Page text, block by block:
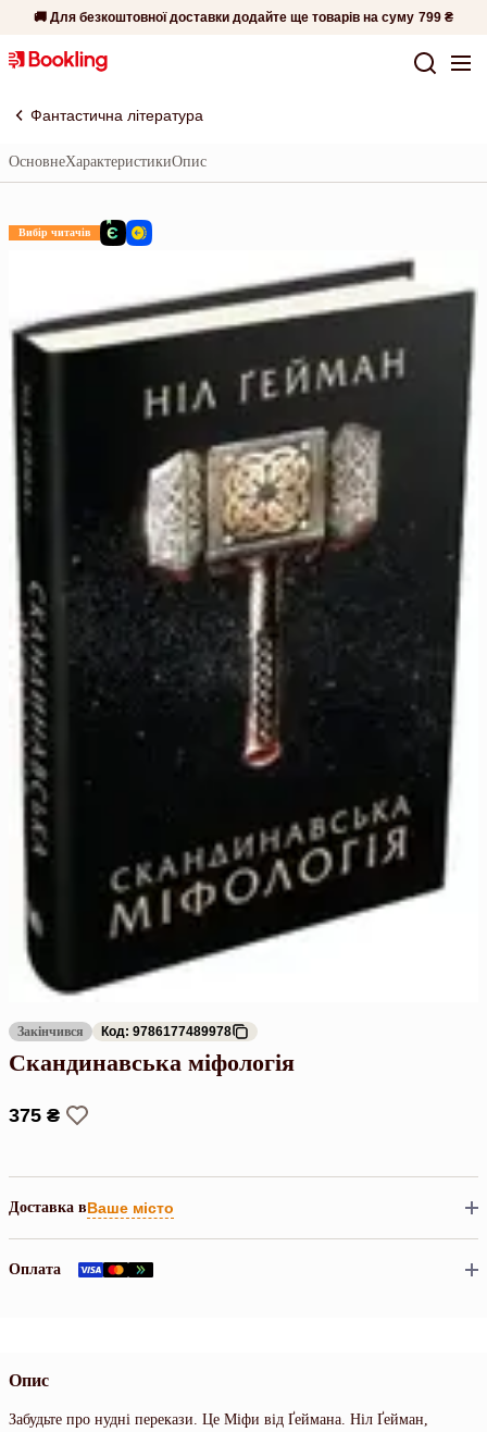
🚚 Для безкоштовної доставки додайте ще товарів на суму 799 ₴
Фантастична література
ОсновнеХарактеристикиОпис
Вибір читачів
Закінчився Код: 9786177489978
Скандинавська міфологія
375 ₴
Доставка вВаше місто
Оплата
Опис
Забудьте про нудні перекази. Це Міфи від Ґеймана. Ніл Ґейман,